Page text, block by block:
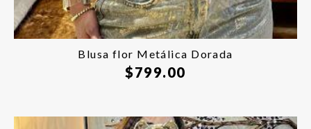
Blusa flor Metálica Dorada
$799.00